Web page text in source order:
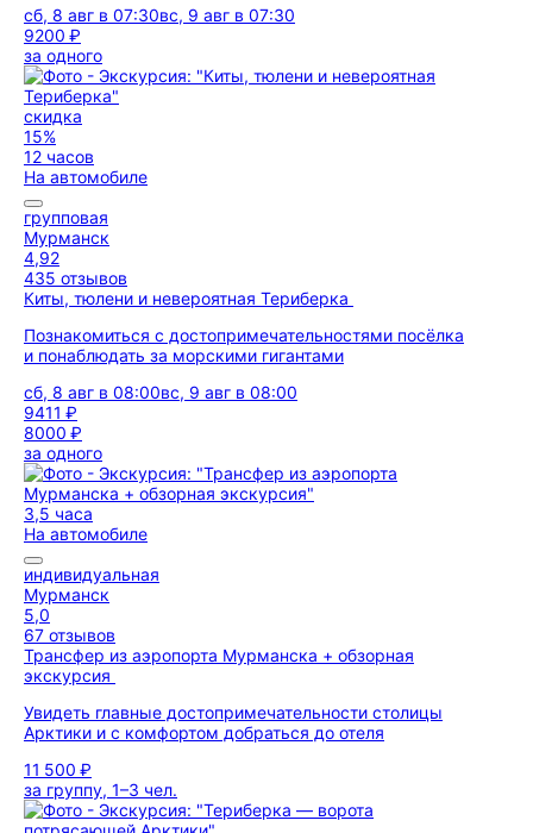
сб, 8 авг в 07:30вс, 9 авг в 07:30
9200 ₽
за одного
скидка
15%
12 часов
На автомобиле
групповая
Мурманск
4,92
435 отзывов
Киты, тюлени и невероятная Териберка
Познакомиться с достопримечательностями посёлка
и понаблюдать за морскими гигантами
сб, 8 авг в 08:00вс, 9 авг в 08:00
9411 ₽
8000 ₽
за одного
3,5 часа
На автомобиле
индивидуальная
Мурманск
5,0
67 отзывов
Трансфер из аэропорта Мурманска + обзорная
экскурсия
Увидеть главные достопримечательности столицы
Арктики и с комфортом добраться до отеля
11 500 ₽
за группу, 1–3 чел.